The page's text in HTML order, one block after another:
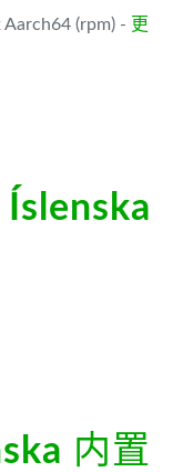
(rpm) - 更
Íslenska
内置